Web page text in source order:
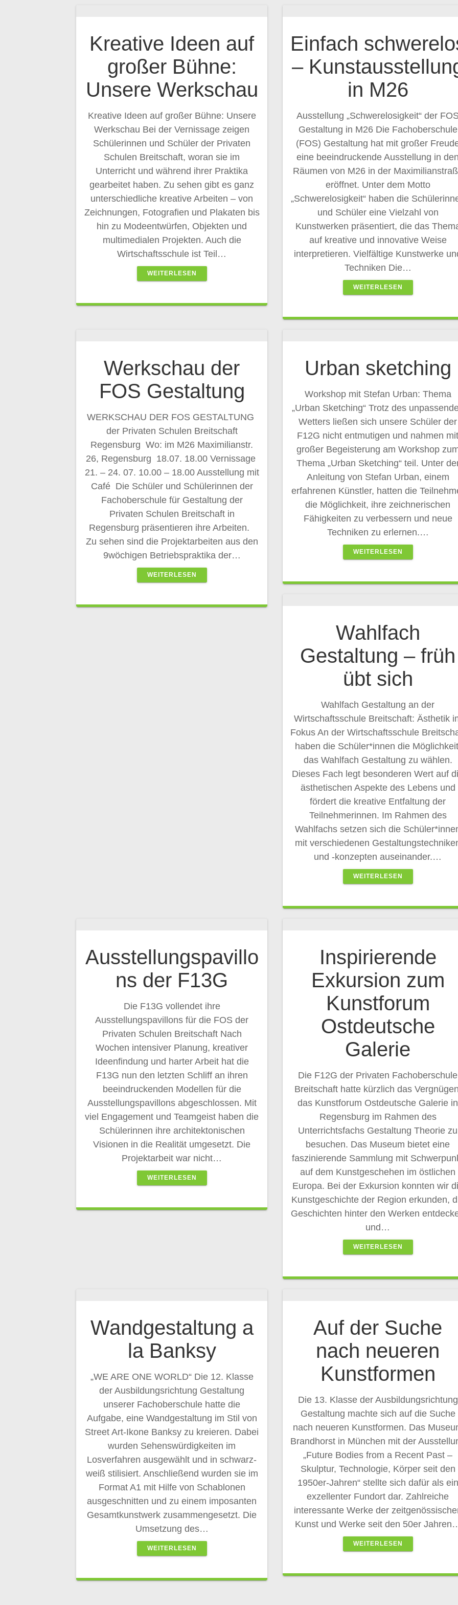
Kreative Ideen auf
großer Bühne:
Unsere Werkschau
Kreative Ideen auf großer Bühne: Unsere
Werkschau Bei der Vernissage zeigen
Schülerinnen und Schüler der Privaten
Schulen Breitschaft, woran sie im
Unterricht und während ihrer Praktika
gearbeitet haben. Zu sehen gibt es ganz
unterschiedliche kreative Arbeiten – von
Zeichnungen, Fotografien und Plakaten bis
hin zu Modeentwürfen, Objekten und
multimedialen Projekten. Auch die
Wirtschaftsschule ist Teil…
WEITERLESEN
Einfach
–
in M26
Ausstellung „Schwerelosigkeit“ der
Gestaltung in M26 Die Fachoberschule
(FOS) Gestaltung hat mit großer
eine beeindruckende Ausstellung in
Räumen von M26 in der
eröffnet. Unter dem Motto
„Schwerelosigkeit“ haben die
und Schüler eine Vielzahl von
Kunstwerken präsentiert, die das
auf kreative und innovative Weise
interpretieren. Vielfältige Kunstwerke
Techniken Die…
WEITERLESEN
Werkschau der
FOS Gestaltung
WERKSCHAU DER FOS GESTALTUNG
der Privaten Schulen Breitschaft
Regensburg Wo: im M26 Maximilianstr.
26, Regensburg 18.07. 18.00 Vernissage
21. – 24. 07. 10.00 – 18.00 Ausstellung mit
Café Die Schüler und Schülerinnen der
Fachoberschule für Gestaltung der
Privaten Schulen Breitschaft in
Regensburg präsentieren ihre Arbeiten.
Zu sehen sind die Projektarbeiten aus den
9wöchigen Betriebspraktika der…
WEITERLESEN
Urban sketching
Workshop mit Stefan Urban: Thema
„Urban Sketching“ Trotz des
Wetters ließen sich unsere Schüler der
F12G nicht entmutigen und nahmen
großer Begeisterung am Workshop
Thema „Urban Sketching“ teil. Unter
Anleitung von Stefan Urban, einem
erfahrenen Künstler, hatten die
die Möglichkeit, ihre zeichnerischen
Fähigkeiten zu verbessern und neue
Techniken zu erlernen.…
WEITERLESEN
Wahlfach
Gestaltung – früh
übt sich
Wahlfach Gestaltung an der
Wirtschaftsschule Breitschaft: Ästhetik
Fokus An der Wirtschaftsschule
haben die Schüler*innen die
das Wahlfach Gestaltung zu wählen.
Dieses Fach legt besonderen Wert auf
ästhetischen Aspekte des Lebens und
fördert die kreative Entfaltung der
Teilnehmerinnen. Im Rahmen des
Wahlfachs setzen sich die
mit verschiedenen
und -konzepten auseinander.…
WEITERLESEN
Ausstellungspavillo
ns der F13G
Die F13G vollendet ihre
Ausstellungspavillons für die FOS der
Privaten Schulen Breitschaft Nach
Wochen intensiver Planung, kreativer
Ideenfindung und harter Arbeit hat die
F13G nun den letzten Schliff an ihren
beeindruckenden Modellen für die
Ausstellungspavillons abgeschlossen. Mit
viel Engagement und Teamgeist haben die
Schülerinnen ihre architektonischen
Visionen in die Realität umgesetzt. Die
Projektarbeit war nicht…
WEITERLESEN
Inspirierende
Exkursion zum
Kunstforum
Ostdeutsche
Galerie
Die F12G der Privaten Fachoberschule
Breitschaft hatte kürzlich das
das Kunstforum Ostdeutsche Galerie in
Regensburg im Rahmen des
Unterrichtsfachs Gestaltung Theorie zu
besuchen. Das Museum bietet eine
faszinierende Sammlung mit
auf dem Kunstgeschehen im östlichen
Europa. Bei der Exkursion konnten wir
Kunstgeschichte der Region erkunden,
Geschichten hinter den Werken
und…
WEITERLESEN
Wandgestaltung a
la Banksy
„WE ARE ONE WORLD“ Die 12. Klasse
der Ausbildungsrichtung Gestaltung
unserer Fachoberschule hatte die
Aufgabe, eine Wandgestaltung im Stil von
Street Art-Ikone Banksy zu kreieren. Dabei
wurden Sehenswürdigkeiten im
Losverfahren ausgewählt und in schwarz-
weiß stilisiert. Anschließend wurden sie im
Format A1 mit Hilfe von Schablonen
ausgeschnitten und zu einem imposanten
Gesamtkunstwerk zusammengesetzt. Die
Umsetzung des…
WEITERLESEN
Auf der Suche
nach neueren
Kunstformen
Die 13. Klasse der Ausbildungsrichtung
Gestaltung machte sich auf die Suche
nach neueren Kunstformen. Das
Brandhorst in München mit der
„Future Bodies from a Recent Past –
Skulptur, Technologie, Körper seit den
1950er-Jahren“ stellte sich dafür als ein
exzellenter Fundort dar. Zahlreiche
interessante Werke der
Kunst und Werke seit den 50er
WEITERLESEN